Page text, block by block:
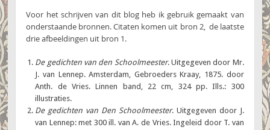
Voor het schrijven van dit blog heb ik gebruik gemaakt van
onderstaande bronnen. Citaten komen uit bron 2, de laatste
drie afbeeldingen uit bron 1.
De gedichten van den Schoolmeester. Uitgegeven door Mr.
J. van Lennep. Amsterdam, Gebroeders Kraay, 1875. door
Anth. de Vries. Linnen band, 22 cm, 324 pp. Ills.: 300
illustraties.
De gedichten van Den Schoolmeester. Uitgegeven door J.
van Lennep: met 300 ill. van A. de Vries. Ingeleid door T. van